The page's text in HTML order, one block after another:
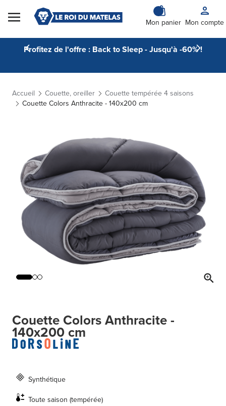
Skip to Content
Mon panier Mon compte
Profitez de l'offre : Back to Sleep - Jusqu'à -60% !
Accueil Couette, oreiller
Couette tempérée 4 saisons
Couette Colors Anthracite - 140x200 cm
Couette Colors Anthracite -
140x200 cm
Synthétique
Toute saison (tempérée)